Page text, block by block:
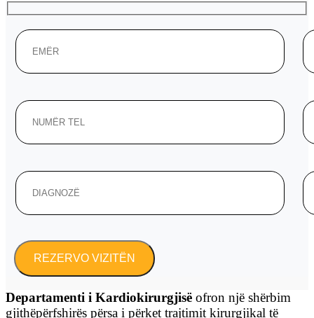
Departamenti i Kardiokirurgjisë ofron një shërbim
gjithëpërfshirës përsa i përket trajtimit kirurgjikal të